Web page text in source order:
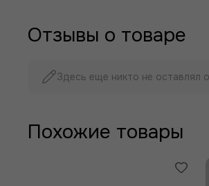
Отзывы о товаре
Здесь еще никто не оставлял
Похожие товары